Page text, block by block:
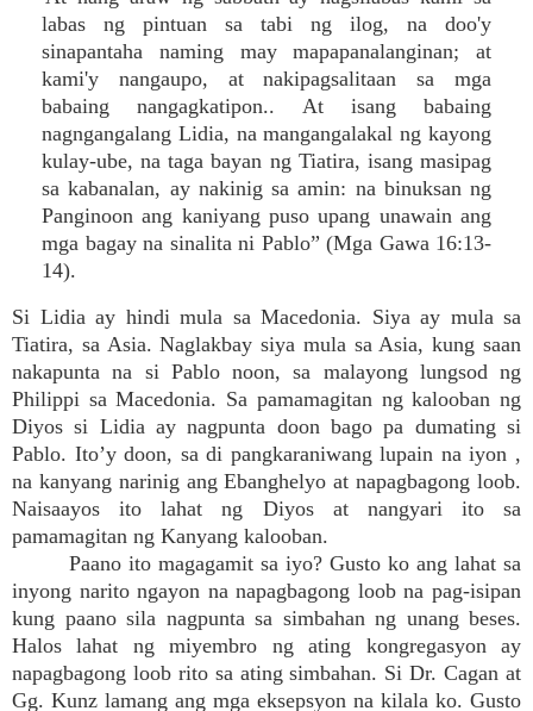
labas ng pintuan sa tabi ng ilog, na doo'y
sinapantaha naming may mapapanalanginan; at
kami'y nangaupo, at nakipagsalitaan sa mga
babaing nangagkatipon.. At isang babaing
nagngangalang Lidia, na mangangalakal ng kayong
kulay-ube, na taga bayan ng Tiatira, isang masipag
sa kabanalan, ay nakinig sa amin: na binuksan ng
Panginoon ang kaniyang puso upang unawain ang
mga bagay na sinalita ni Pablo” (Mga Gawa 16:13-
14).
Si Lidia ay hindi mula sa Macedonia. Siya ay mula sa
Tiatira, sa Asia. Naglakbay siya mula sa Asia, kung saan
nakapunta na si Pablo noon, sa malayong lungsod ng
Philippi sa Macedonia. Sa pamamagitan ng kalooban ng
Diyos si Lidia ay nagpunta doon bago pa dumating si
Pablo. Ito’y doon, sa di pangkaraniwang lupain na iyon ,
na kanyang narinig ang Ebanghelyo at napagbagong loob.
Naisaayos ito lahat ng Diyos at nangyari ito sa
pamamagitan ng Kanyang kalooban.
Paano ito magagamit sa iyo? Gusto ko ang lahat sa
inyong narito ngayon na napagbagong loob na pag-isipan
kung paano sila nagpunta sa simbahan ng unang beses.
Halos lahat ng miyembro ng ating kongregasyon ay
napagbagong loob rito sa ating simbahan. Si Dr. Cagan at
Gg. Kunz lamang ang mga eksepsyon na kilala ko. Gusto